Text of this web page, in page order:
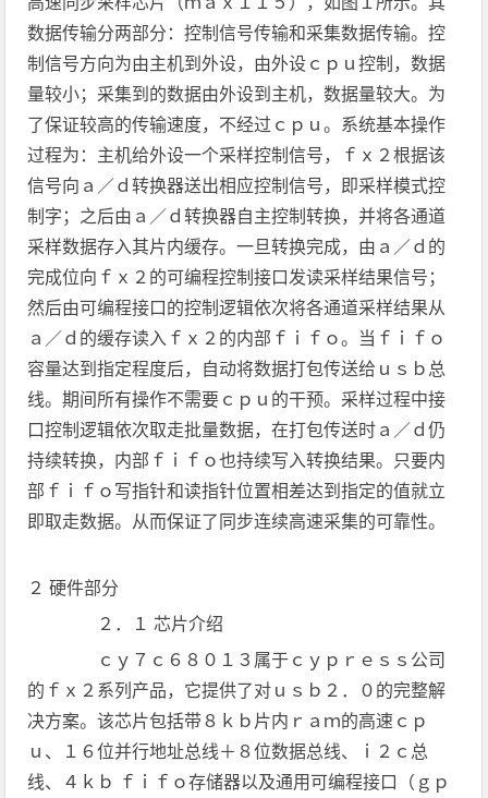
数据传输分两部分：控制信号传输和采集数据传输。控
制信号方向为由主机到外设，由外设ｃｐｕ控制，数据
量较小；采集到的数据由外设到主机，数据量较大。为
了保证较高的传输速度，不经过ｃｐｕ。系统基本操作
过程为：主机给外设一个采样控制信号，ｆｘ２根据该
信号向ａ／ｄ转换器送出相应控制信号，即采样模式控
制字；之后由ａ／ｄ转换器自主控制转换，并将各通道
采样数据存入其片内缓存。一旦转换完成，由ａ／ｄ的
完成位向ｆｘ２的可编程控制接口发读采样结果信号；
然后由可编程接口的控制逻辑依次将各通道采样结果从
ａ／ｄ的缓存读入ｆｘ２的内部ｆｉｆｏ。当ｆｉｆｏ
容量达到指定程度后，自动将数据打包传送给ｕｓｂ总
线。期间所有操作不需要ｃｐｕ的干预。采样过程中接
口控制逻辑依次取走批量数据，在打包传送时ａ／ｄ仍
持续转换，内部ｆｉｆｏ也持续写入转换结果。只要内
部ｆｉｆｏ写指针和读指针位置相差达到指定的值就立
即取走数据。从而保证了同步连续高速采集的可靠性。
２ 硬件部分
２．１ 芯片介绍
ｃｙ７ｃ６８０１３属于ｃｙｐｒｅｓｓ公司
的ｆｘ２系列产品，它提供了对ｕｓｂ２．０的完整解
决方案。该芯片包括带８ｋｂ片内ｒａｍ的高速ｃｐ
ｕ、１６位并行地址总线＋８位数据总线、ｉ２ｃ总
线、４ｋｂ ｆｉｆｏ存储器以及通用可编程接口（ｇｐ